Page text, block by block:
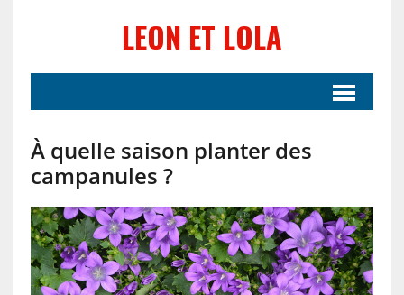
LEON ET LOLA
À quelle saison planter des
campanules ?